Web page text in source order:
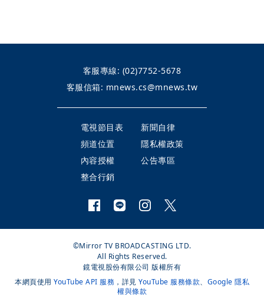
客服專線: (02)7752-5678
客服信箱: mnews.cs@mnews.tw
電視節目表
新聞自律
頻道位置
隱私權政策
內容授權
公告專區
整合行銷
©Mirror TV BROADCASTING LTD.
All Rights Reserved.
鏡電視股份有限公司 版權所有
本網頁使用 YouTube API 服務 ，詳見 YouTube 服務條款、 Google 隱私
權與條款